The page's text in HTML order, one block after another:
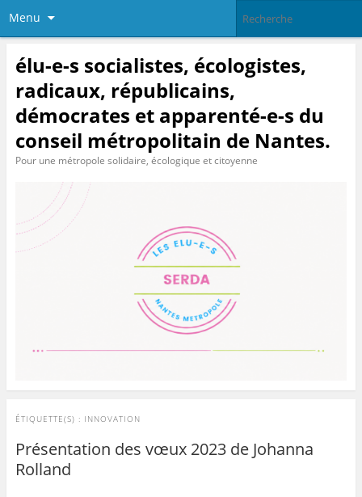
Menu
élu-e-s socialistes, écologistes,
radicaux, républicains,
démocrates et apparenté-e-s du
conseil métropolitain de Nantes.
Pour une métropole solidaire, écologique et citoyenne
ÉTIQUETTE(S) : INNOVATION
Présentation des vœux 2023 de Johanna
Rolland